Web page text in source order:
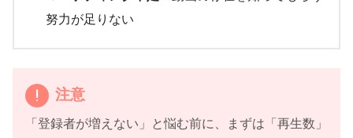
努力が足りない
注意
「登録者が増えない」と悩む前に、まずは「再生数」